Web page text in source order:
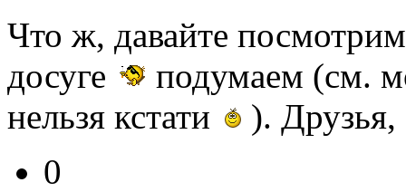
Что ж, давайте
досуге
подумаем (см.
нельзя кстати
).
0